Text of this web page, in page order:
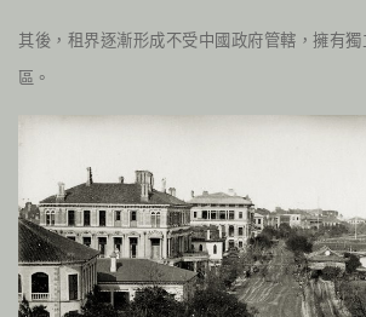
其後，租界逐漸形成不受中國政府管轄，擁有
區。